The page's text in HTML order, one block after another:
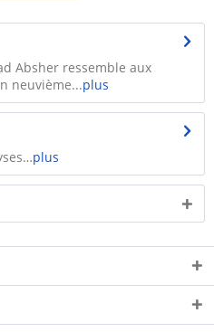
Absher ressemble aux
neuvième...plus
plus